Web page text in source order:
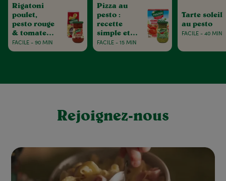
Rigatoni
poulet,
pesto rouge
& tomates
séchées
FACILE - 90 MIN
Pizza au
pesto :
recette
simple et
gourmande
FACILE - 15 MIN
Tarte soleil
au pesto
FACILE - 40 MIN
Rejoignez-nous